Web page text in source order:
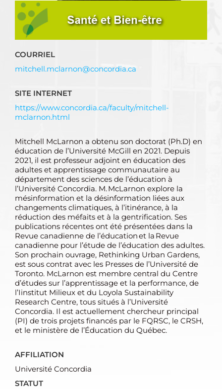
COURRIEL
mitchell.mclarnon@concordia.ca
SITE INTERNET
https://www.concordia.ca/faculty/mitchell-
mclarnon.html
Mitchell McLarnon a obtenu son doctorat (Ph.D) en
éducation de l’Université McGill en 2021. Depuis
2021, il est professeur adjoint en éducation des
adultes et apprentissage communautaire au
département des sciences de l’éducation à
l’Université Concordia. M. McLarnon explore la
mésinformation et la désinformation liées aux
changements climatiques, à l’itinérance, à la
réduction des méfaits et à la gentrification. Ses
publications récentes ont été présentées dans la
Revue canadienne de l’éducation et la Revue
canadienne pour l’étude de l’éducation des adultes.
Son prochain ouvrage, Rethinking Urban Gardens,
est sous contrat avec les Presses de l’Université de
Toronto. McLarnon est membre central du Centre
d’études sur l’apprentissage et la performance, de
l’Iinstitut Milieux et du Loyola Sustainability
Research Centre, tous situés à l’Université
Concordia. Il est actuellement chercheur principal
(PI) de trois projets financés par le FQRSC, le CRSH,
et le ministère de l’Éducation du Québec.
AFFILIATION
Université Concordia
STATUT